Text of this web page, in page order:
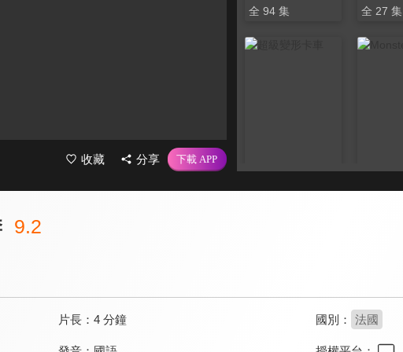
收藏 分享
全 94 集 全 27 集
9.2
片長： 4 分鐘 國別： 法國